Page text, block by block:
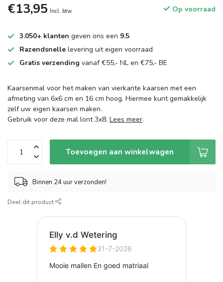
€13,95 Incl. btw Op voorraad
3.050+ klanten geven ons een 9.5
Razendsnelle levering uit eigen voorraad
Gratis verzending vanaf €55,- NL en €75,- BE
Kaarsenmal voor het maken van vierkante kaarsen met een
afmeting van 6x6 cm en 16 cm hoog. Hiermee kunt gemakkelijk
zelf uw eigen kaarsen maken.
Gebruik voor deze mal lont 3x8. Lees meer.
Toevoegen aan winkelwagen
Binnen 24 uur verzonden!
Deel dit product